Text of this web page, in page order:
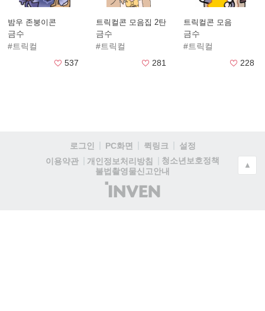
밤우 존붕이콘
금수
#트릭컬
537
트릭컬콘 모음집 2탄
금수
#트릭컬
281
트릭컬콘 모음
금수
#트릭컬
228
로그인 PC화면 퀵링크
설정
이용약관
개인정보처리방침
청소년보호정책
불법촬영물신고안내
(주)
인
▲